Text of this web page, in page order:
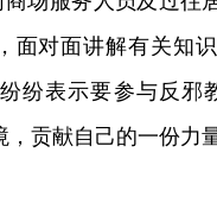
面对面讲解有关知
纷表示要参与反邪
贡献自己的一份力量